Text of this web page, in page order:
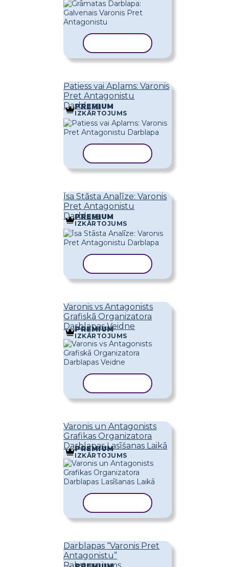
Patiess vai Aplams: Varonis
Pret Antagonistu
Darblapa
PREMIUM
IZKĀRTOJUMS
Īsa Stāsta Analīze: Varonis
Pret Antagonistu
Darblapa
PREMIUM
IZKĀRTOJUMS
Varonis vs Antagonists
Grafiskā Organizatora
Darblapas Veidne
PREMIUM
IZKĀRTOJUMS
Varonis un Antagonists
Grafikas Organizatora
Darblapas Lasīšanas Laikā
PREMIUM
IZKĀRTOJUMS
Darblapas “Varonis Pret
Antagonistu”